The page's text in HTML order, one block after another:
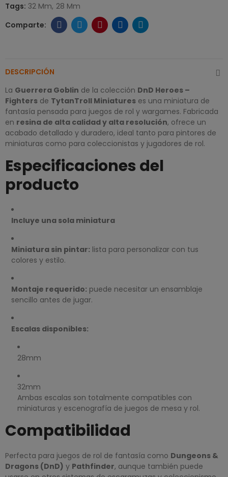
Tags: 32 Mm 28 Mm
DESCRIPCIÓN
La Guerrera Goblin de la colección DnD Heroes –
Fighters de TytanTroll Miniatures es una miniatura de
fantasía pensada para juegos de rol y wargames. Fabricada
en resina de alta calidad y alta resolución, ofrece un
acabado detallado y duradero, ideal tanto para pintores de
miniaturas como para coleccionistas y jugadores de rol.
Especificaciones del
producto
Incluye una sola miniatura
Miniatura sin pintar: lista para personalizar con tus
colores y estilo.
Montaje requerido: puede necesitar un ensamblaje
sencillo antes de jugar.
Escalas disponibles:
28mm
32mm
Ambas escalas son totalmente compatibles con
miniaturas y escenografía de juegos de mesa y rol.
Compatibilidad
Perfecta para juegos de rol de fantasía como Dungeons &
Dragons (DnD) y Pathfinder, aunque también puede